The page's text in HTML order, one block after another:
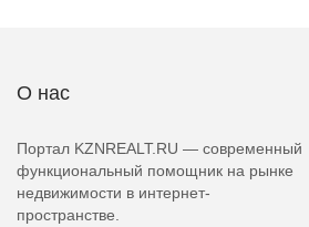
О нас
Портал KZNREALT.RU — современный
функциональный помощник на рынке
недвижимости в интернет-
пространстве.